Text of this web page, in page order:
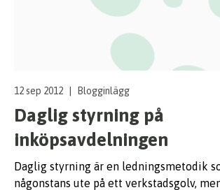
12 sep 2012 Blogginlägg
Daglig styrning på
inköpsavdelningen
Daglig styrning är en ledningsmetodik
någonstans ute på ett verkstadsgolv,